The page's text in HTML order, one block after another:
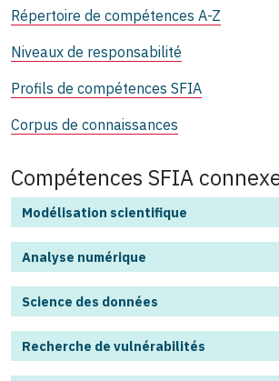
Répertoire de compétences A-Z
Niveaux de responsabilité
Profils de compétences SFIA
Corpus de connaissances
Compétences SFIA
Modélisation scientifique
Analyse numérique
Science des données
Recherche de vulnérabilités